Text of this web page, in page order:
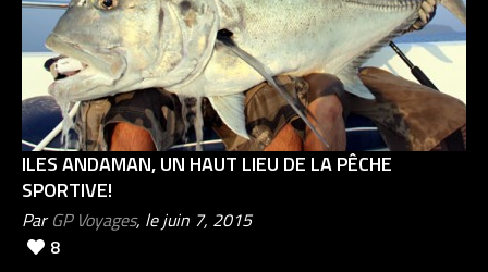
ILES ANDAMAN, UN HAUT LIEU DE LA PÊCHE
SPORTIVE!
ParGP Voyages, le juin 7, 2015
8